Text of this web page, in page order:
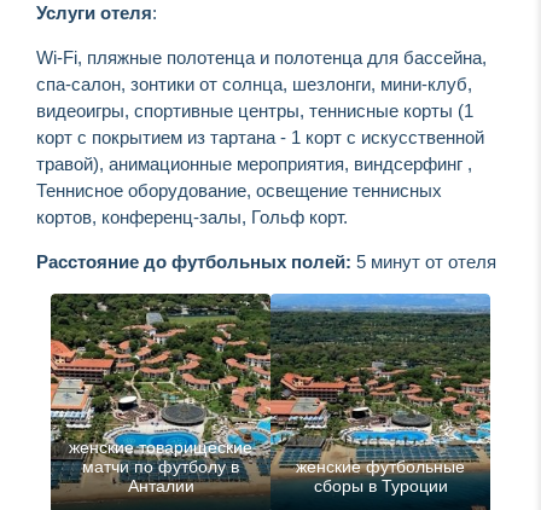
Услуги отеля:
Wi-Fi, пляжные полотенца и полотенца для бассейна,
спа-салон, зонтики от солнца, шезлонги, мини-клуб,
видеоигры, спортивные центры, теннисные корты (1
корт с покрытием из тартана - 1 корт с искусственной
травой), анимационные мероприятия, виндсерфинг ,
Теннисное оборудование, освещение теннисных
кортов, конференц-залы, Гольф корт.
Расстояние до футбольных полей: 5 минут от отеля
женские товарищеские
матчи по футболу в
Анталии
женские футбольные
сборы в Туроции